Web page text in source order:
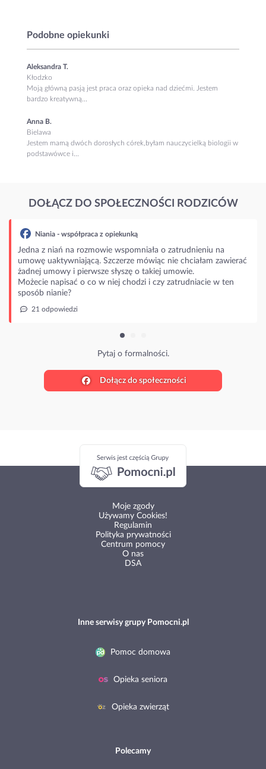
Podobne opiekunki
Aleksandra T.
Kłodzko
Moją główną pasją jest praca oraz opieka nad dziećmi. Jestem
bardzo kreatywną...
Anna B.
Bielawa
Jestem mamą dwóch dorosłych córek,byłam nauczycielką biologii w
podstawówce i...
DOŁĄCZ DO SPOŁECZNOŚCI RODZICÓW
Niania - współpraca z opiekunką
Jedna z niań na rozmowie wspomniała o zatrudnieniu na
umowę uaktywniającą. Szczerze mówiąc nie chciałam zawierać
żadnej umowy i pierwsze słyszę o takiej umowie.
Możecie napisać o co w niej chodzi i czy zatrudniacie w ten
sposób nianie?
21 odpowiedzi
Pytaj o formalności.
Dołącz do społeczności
Moje zgody
Używamy Cookies!
Regulamin
Polityka prywatności
Centrum pomocy
O nas
DSA
Inne serwisy grupy Pomocni.pl
Pomoc domowa
Opieka seniora
Opieka zwierząt
Polecamy